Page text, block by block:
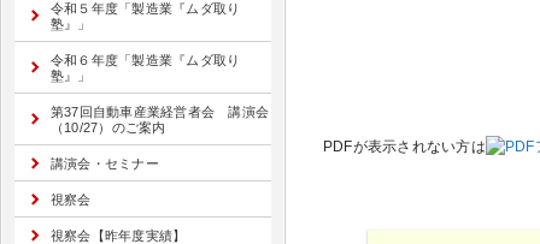
PDFが表示されない方は
令和５年度「製造業『ムダ取り
塾』」
令和６年度「製造業『ムダ取り
塾』」
第37回自動車産業経営者会 講演会
（10/27）のご案内
講演会・セミナー
視察会
視察会【昨年度実績】